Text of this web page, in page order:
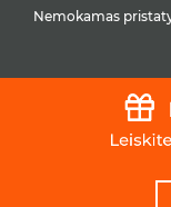
Nemokamas